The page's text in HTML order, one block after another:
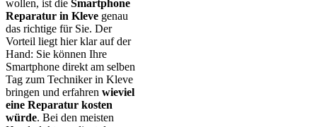
wollen, ist die Smartphone
Reparatur in Kleve genau
das richtige für Sie. Der
Vorteil liegt hier klar auf der
Hand: Sie können Ihre
Smartphone direkt am selben
Tag zum Techniker in Kleve
bringen und erfahren wieviel
eine Reparatur kosten
würde. Bei den meisten